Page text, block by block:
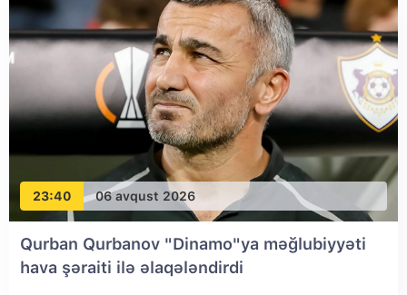
23:40 06 avqust 2026
Qurban Qurbanov "Dinamo"ya məğlubiyyəti
hava şəraiti ilə əlaqələndirdi